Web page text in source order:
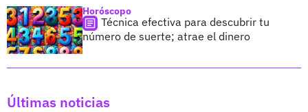
Horóscopo
Técnica efectiva para descubrir tu
número de suerte; atrae el dinero
Últimas noticias